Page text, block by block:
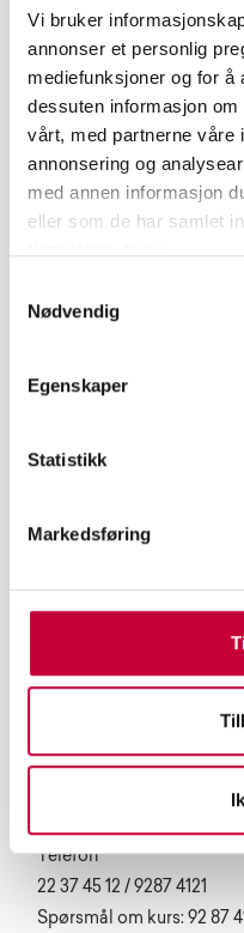
Vi bruker
annonser et personlig
mediefunksjoner og for å
dessuten informasjon
vårt, med partnerne våre
annonsering og
med annen informasjon
eller som de har samlet
Nødvendig
Egenskaper
Statistikk
Markedsføring
MELD DEG PÅ VÅRT
Waldemar Thranes gate
Telefon
22 37 45 12 / 9287 4121
Spørsmål om kurs: 92 87